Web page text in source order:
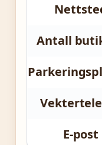
Antall
E-post